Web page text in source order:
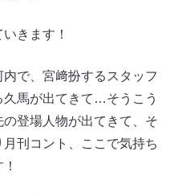
きます！
で、宮﨑扮するスタッフ
馬が出てきて…そうこう
登場人物が出てきて、そ
刊コント、ここで気持ち